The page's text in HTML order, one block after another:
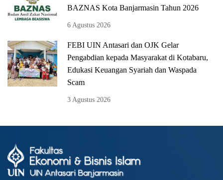
BAZNAS Kota Banjarmasin Tahun 2026
6 Agustus 2026
FEBI UIN Antasari dan OJK Gelar
Pengabdian kepada Masyarakat di Kotabaru,
Edukasi Keuangan Syariah dan Waspada
Scam
3 Agustus 2026